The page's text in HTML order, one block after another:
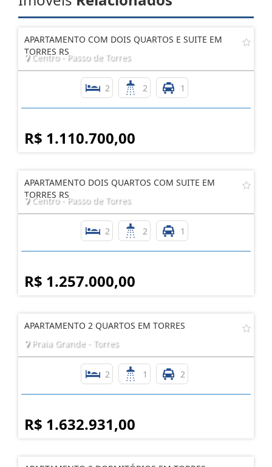
APARTAMENTO COM DOIS QUARTOS E SUITE EM
TORRES RS
Centro - Passo de Torres
2 2 1
R$ 1.110.700,00
APARTAMENTO DOIS QUARTOS COM SUITE EM
TORRES RS
Centro - Passo de Torres
2 2 1
R$ 1.257.000,00
APARTAMENTO 2 QUARTOS EM TORRES
Praia Grande - Torres
2 1 2
R$ 1.632.931,00